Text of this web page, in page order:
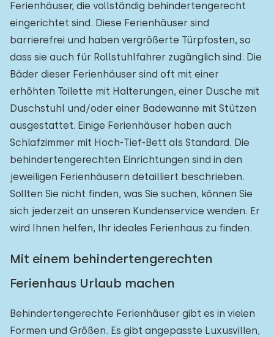
Ferienhäuser, die vollständig behindertengerecht
eingerichtet sind. Diese Ferienhäuser sind
barrierefrei und haben vergrößerte Türpfosten, so
dass sie auch für Rollstuhlfahrer zugänglich sind. Die
Bäder dieser Ferienhäuser sind oft mit einer
erhöhten Toilette mit Halterungen, einer Dusche mit
Duschstuhl und/oder einer Badewanne mit Stützen
ausgestattet. Einige Ferienhäuser haben auch
Schlafzimmer mit Hoch-Tief-Bett als Standard. Die
behindertengerechten Einrichtungen sind in den
jeweiligen Ferienhäusern detailliert beschrieben.
Sollten Sie nicht finden, was Sie suchen, können Sie
sich jederzeit an unseren Kundenservice wenden. Er
wird Ihnen helfen, Ihr ideales Ferienhaus zu finden.
Mit einem behindertengerechten
Ferienhaus Urlaub machen
Behindertengerechte Ferienhäuser gibt es in vielen
Formen und Größen. Es gibt angepasste Luxusvillen,